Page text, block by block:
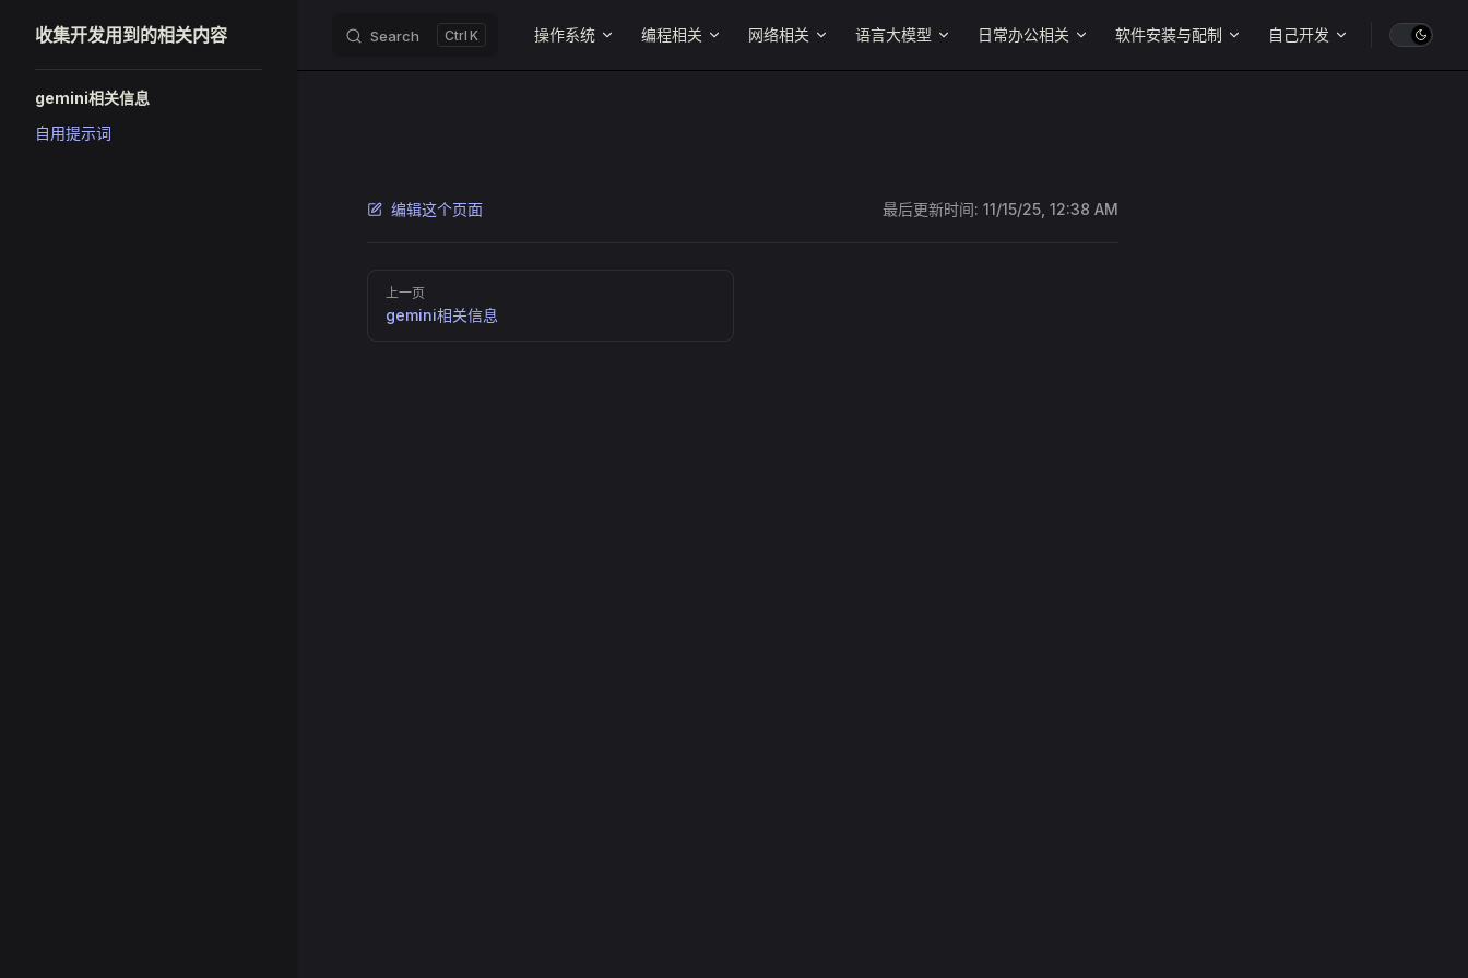
Skip to content
收集开发用到的相关内容 Search K 操作系统 编程相关 网络相关 语言大模型 日常办公相关 软件安装与配制 自己开发
gemini相关信息
自用提示词
编辑这个页面 最后更新时间: 11/15/25, 12:38 AM
Pager
上一页
gemini相关信息